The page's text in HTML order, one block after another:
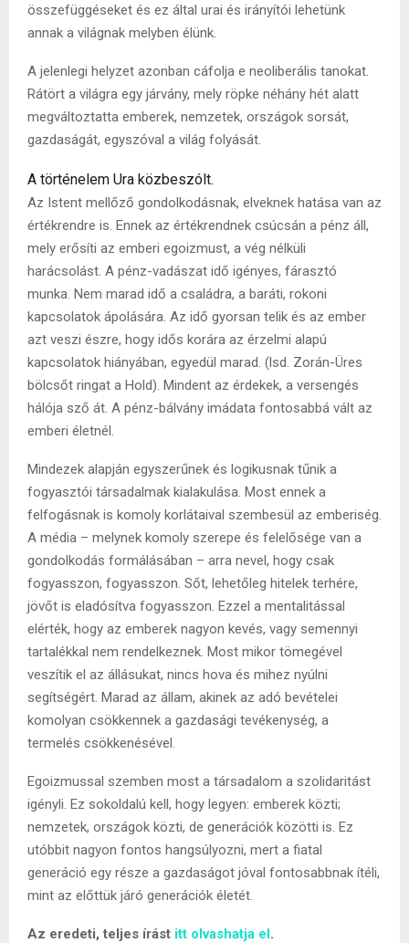
összefüggéseket és ez által urai és irányítói lehetünk
annak a világnak melyben élünk.
A jelenlegi helyzet azonban cáfolja e neoliberális tanokat.
Rátört a világra egy járvány, mely röpke néhány hét alatt
megváltoztatta emberek, nemzetek, országok sorsát,
gazdaságát, egyszóval a világ folyását.
A történelem Ura közbeszólt.
Az Istent mellőző gondolkodásnak, elveknek hatása van az
értékrendre is. Ennek az értékrendnek csúcsán a pénz áll,
mely erősíti az emberi egoizmust, a vég nélküli
harácsolást. A pénz-vadászat idő igényes, fárasztó
munka. Nem marad idő a családra, a baráti, rokoni
kapcsolatok ápolására. Az idő gyorsan telik és az ember
azt veszi észre, hogy idős korára az érzelmi alapú
kapcsolatok hiányában, egyedül marad. (lsd. Zorán-Üres
bölcsőt ringat a Hold). Mindent az érdekek, a versengés
hálója sző át. A pénz-bálvány imádata fontosabbá vált az
emberi életnél.
Mindezek alapján egyszerűnek és logikusnak tűnik a
fogyasztói társadalmak kialakulása. Most ennek a
felfogásnak is komoly korlátaival szembesül az emberiség.
A média – melynek komoly szerepe és felelősége van a
gondolkodás formálásában – arra nevel, hogy csak
fogyasszon, fogyasszon. Sőt, lehetőleg hitelek terhére,
jövőt is eladósítva fogyasszon. Ezzel a mentalitással
elérték, hogy az emberek nagyon kevés, vagy semennyi
tartalékkal nem rendelkeznek. Most mikor tömegével
veszítik el az állásukat, nincs hova és mihez nyúlni
segítségért. Marad az állam, akinek az adó bevételei
komolyan csökkennek a gazdasági tevékenység, a
termelés csökkenésével.
Egoizmussal szemben most a társadalom a szolidaritást
igényli. Ez sokoldalú kell, hogy legyen: emberek közti;
nemzetek, országok közti, de generációk közötti is. Ez
utóbbit nagyon fontos hangsúlyozni, mert a fiatal
generáció egy része a gazdaságot jóval fontosabbnak ítéli,
mint az előttük járó generációk életét.
Az eredeti, teljes írást itt olvashatja el.